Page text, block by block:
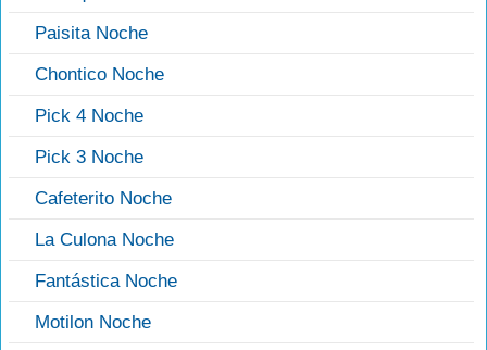
Paisita Noche
Chontico Noche
Pick 4 Noche
Pick 3 Noche
Cafeterito Noche
La Culona Noche
Fantástica Noche
Motilon Noche